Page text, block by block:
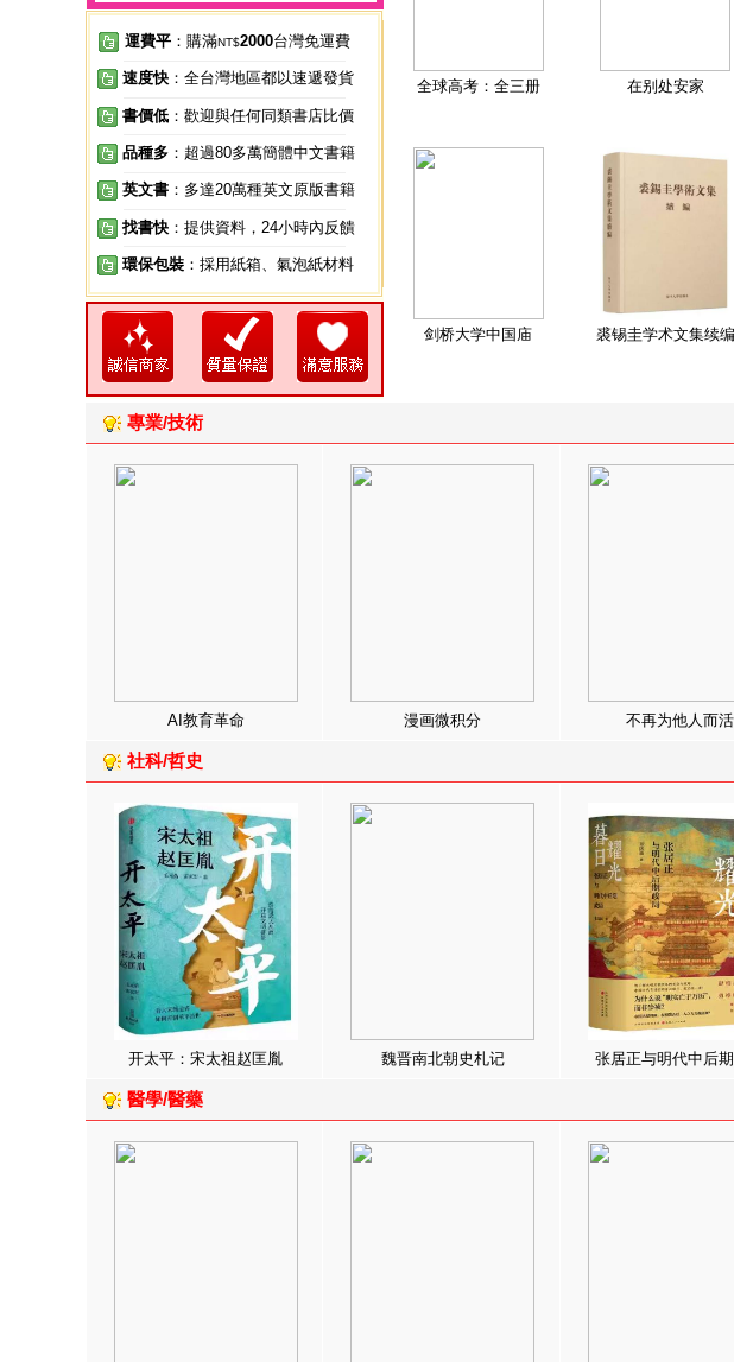
運費平 ：購滿NT$2000台灣免運費
速度快 ：全台灣地區都以速遞發貨
書價低 ：歡迎與任何同類書店比價
品種多 ：超過80多萬簡體中文書籍
英文書 ：多達20萬種英文原版書籍
找書快 ：提供資料，24小時內反饋
環保包裝 ：採用紙箱、氣泡紙材料
全球高考：全三册 在别处安家
剑桥大学中国庙 裘锡圭学术文集续编
專業/技術
AI教育革命 漫画微积分 不再为他人而活
社科/哲史
开太平：宋太祖赵匡胤 魏晋南北朝史札记 张居正与明代中后
醫學/醫藥